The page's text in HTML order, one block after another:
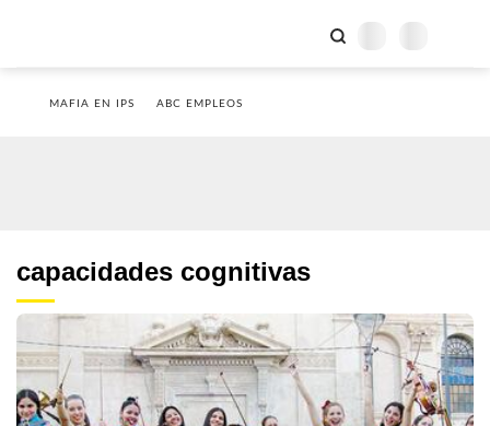
MAFIA EN IPS ABC EMPLEOS
capacidades cognitivas